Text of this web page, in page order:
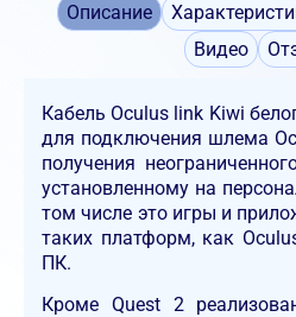
Описание
Видео
Кабель Oculus link Kiwi
для подключения шлема
получения
установленному на
том числе это игры и
таких платформ, как
ПК.
Кроме Quest 2